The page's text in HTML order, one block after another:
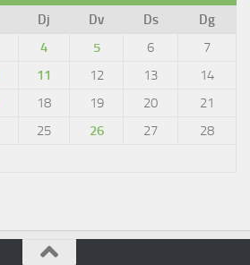
Dj Dv Ds
Dg
4 5 6
7
11 12 13
14
18 19 20
21
25 26 27
28